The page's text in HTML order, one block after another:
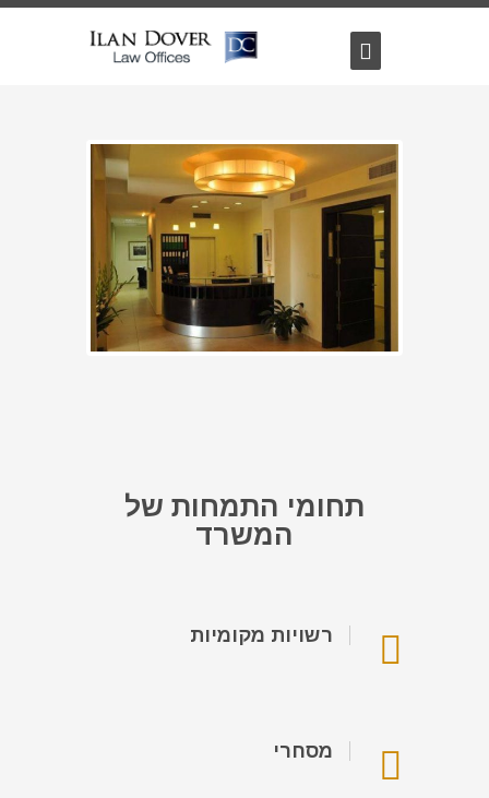
תחומי התמחות של
המשרד
רשויות מקומיות
מסחרי